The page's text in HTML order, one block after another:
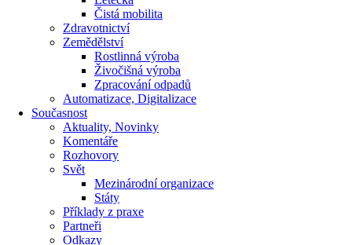
Čistá mobilita
Zdravotnictví
Zemědělství
Rostlinná výroba
Živočišná výroba
Zpracování odpadů
Automatizace, Digitalizace
Současnost
Aktuality, Novinky
Komentáře
Rozhovory
Svět
Mezinárodní organizace
Státy
Příklady z praxe
Partneři
Odkazy